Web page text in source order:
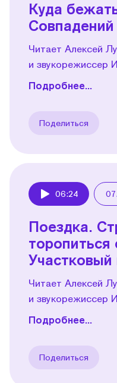
Куда
Читает Алексей
и звукорежиссер
Подробнее...
Поделиться
06:24
Поездка.
Читает Алексей
и звукорежиссер
Подробнее...
Поделиться